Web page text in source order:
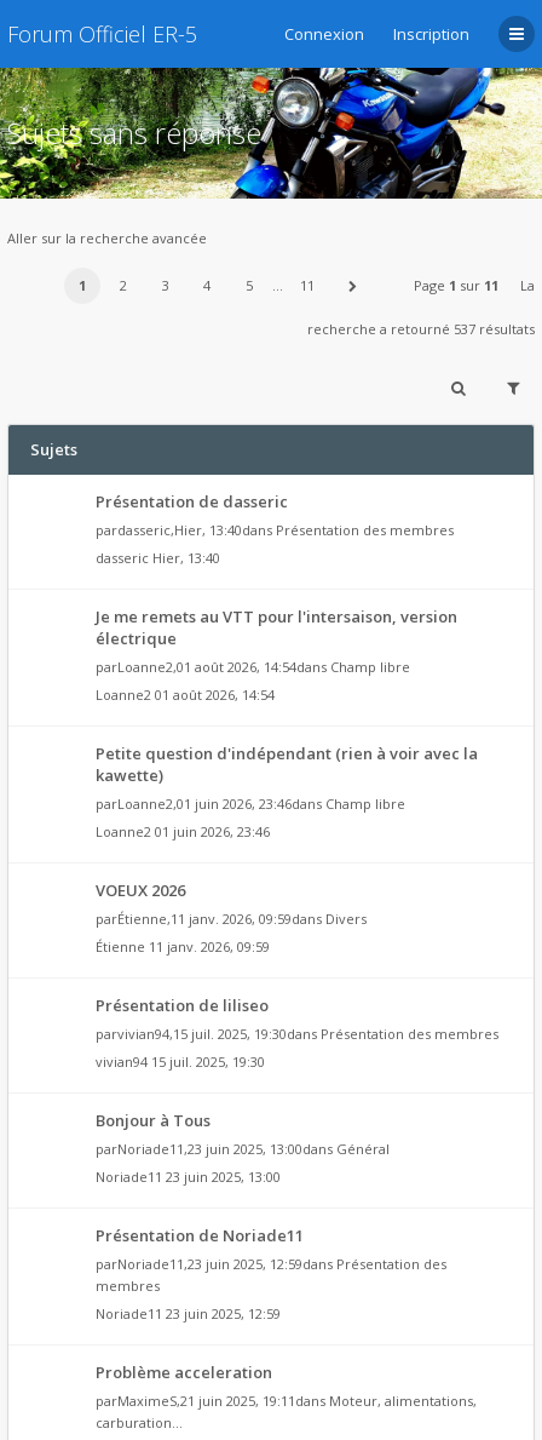
Forum Officiel ER-5 Connexion Inscription
Sujets sans réponse
Aller sur la recherche avancée
1 2 3 4 5 … 11 Page 1 sur 11 La
recherche a retourné 537 résultats
Sujets
Présentation de dasseric
pardasseric,Hier, 13:40dans Présentation des membres
dasseric Hier, 13:40
Je me remets au VTT pour l'intersaison, version
électrique
parLoanne2,01 août 2026, 14:54dans Champ libre
Loanne2 01 août 2026, 14:54
Petite question d'indépendant (rien à voir avec la
kawette)
parLoanne2,01 juin 2026, 23:46dans Champ libre
Loanne2 01 juin 2026, 23:46
VOEUX 2026
parÉtienne,11 janv. 2026, 09:59dans Divers
Étienne 11 janv. 2026, 09:59
Présentation de liliseo
parvivian94,15 juil. 2025, 19:30dans Présentation des membres
vivian94 15 juil. 2025, 19:30
Bonjour à Tous
parNoriade11,23 juin 2025, 13:00dans Général
Noriade11 23 juin 2025, 13:00
Présentation de Noriade11
parNoriade11,23 juin 2025, 12:59dans Présentation des
membres
Noriade11 23 juin 2025, 12:59
Problème acceleration
parMaximeS,21 juin 2025, 19:11dans Moteur, alimentations,
carburation...